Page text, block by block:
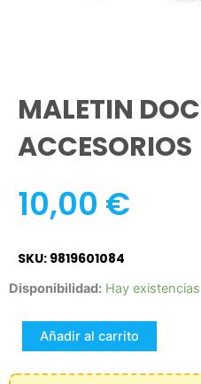
MALETIN
ACCESORIOS
10,00 €
SKU: 9819601084
Disponibilidad: Hay existencias
MALETIN
CON
ACCESORIOS
cantidad
Añadir al carrito